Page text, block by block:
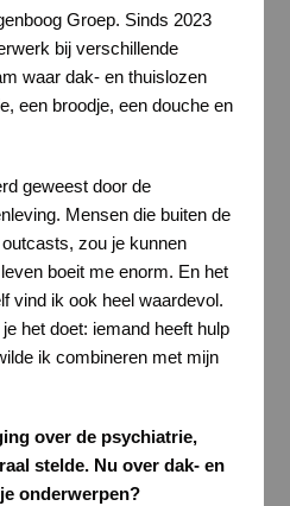
Groep. Sinds 2023
bij verschillende
waar dak- en thuislozen
een broodje, een douche en
geweest door de
Mensen die buiten de
zou je kunnen
boeit me enorm. En het
vind ik ook heel waardevol.
het doet: iemand heeft hulp
ik combineren met mijn
over de psychiatrie,
stelde. Nu over dak- en
onderwerpen?